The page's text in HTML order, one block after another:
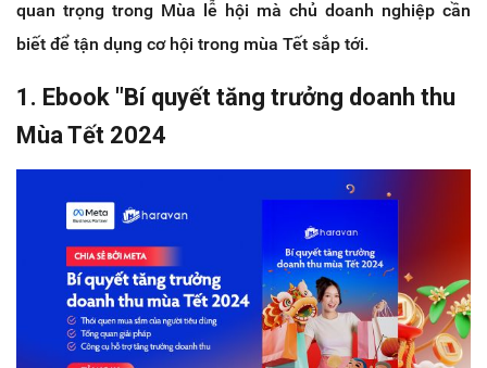
quan trọng trong Mùa lễ hội mà chủ doanh nghiệp cần
biết để tận dụng cơ hội trong mùa Tết sắp tới.
1. Ebook "Bí quyết tăng trưởng doanh thu
Mùa Tết 2024